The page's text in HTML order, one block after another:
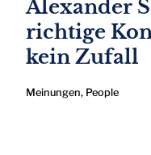
Alexander
richtige
kein Zufall
Meinungen, People